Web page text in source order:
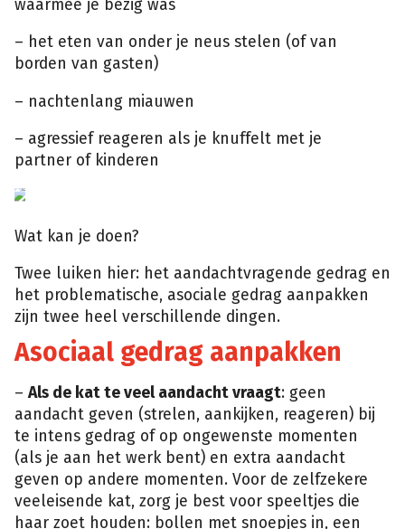
waarmee je bezig was
– het eten van onder je neus stelen (of van
borden van gasten)
– nachtenlang miauwen
– agressief reageren als je knuffelt met je
partner of kinderen
Shutterstock
Wat kan je doen?
Twee luiken hier: het aandachtvragende gedrag en
het problematische, asociale gedrag aanpakken
zijn twee heel verschillende dingen.
Asociaal gedrag aanpakken
– Als de kat te veel aandacht vraagt: geen
aandacht geven (strelen, aankijken, reageren) bij
te intens gedrag of op ongewenste momenten
(als je aan het werk bent) en extra aandacht
geven op andere momenten. Voor de zelfzekere
veeleisende kat, zorg je best voor speeltjes die
haar zoet houden: bollen met snoepjes in, een